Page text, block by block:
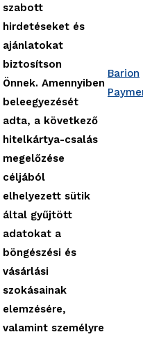
szabott
hirdetéseket és
ajánlatokat
biztosítson
Önnek. Amennyiben
beleegyezését
adta, a következő
hitelkártya-csalás
megelőzése
céljából
elhelyezett sütik
által gyűjtött
adatokat a
böngészési és
vásárlási
szokásainak
elemzésére,
valamint személyre
Barion